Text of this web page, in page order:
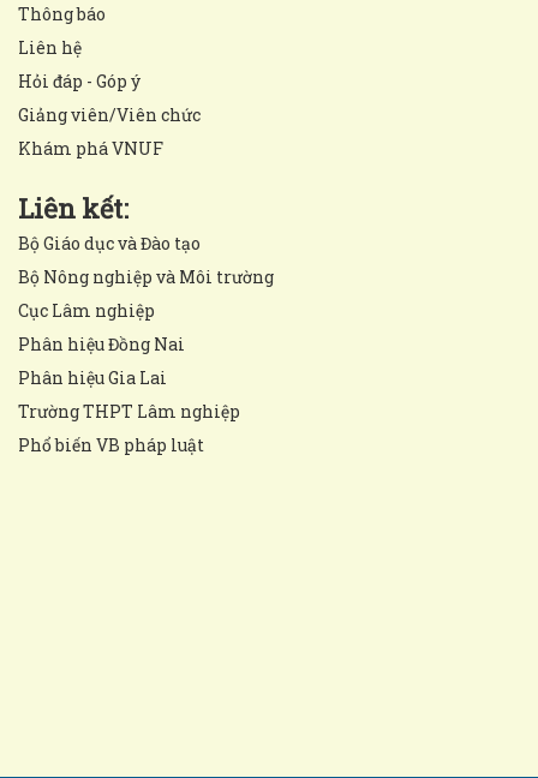
Thông báo
Liên hệ
Hỏi đáp - Góp ý
Giảng viên/Viên chức
Khám phá VNUF
Liên kết:
Bộ Giáo dục và Đào tạo
Bộ Nông nghiệp và Môi trường
Cục Lâm nghiệp
Phân hiệu Đồng Nai
Phân hiệu Gia Lai
Trường THPT Lâm nghiệp
Phổ biến VB pháp luật